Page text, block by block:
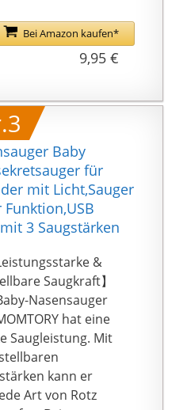
Babys zu stützen.
verletzen Sie
das empfindliche
Mundsaugen
elektrischer Motor
o.ä.) und
extra weichen
| Einfach
-
verwendbar
! – Weitere
in der
Anleitung.
–
sind
FUCHSI
Bei Amazon kaufen*
9,95 €
Baby
für
mit Licht,Sauger
3 Saugstärken
&
Saugkraft】
Nasensauger
hat eine
Saugleistung. Mit
kann er
Art von Rotz